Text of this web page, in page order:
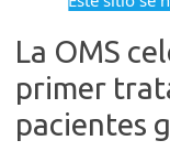
La OMS
primer
pacientes